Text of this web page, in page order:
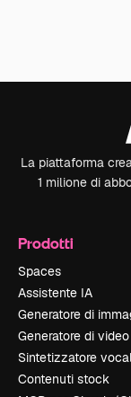
La piattaforma
1 milione di
Prodotti
Spaces
Assistente IA
Generatore di
Generatore di
Sintetizzatore
Contenuti stock